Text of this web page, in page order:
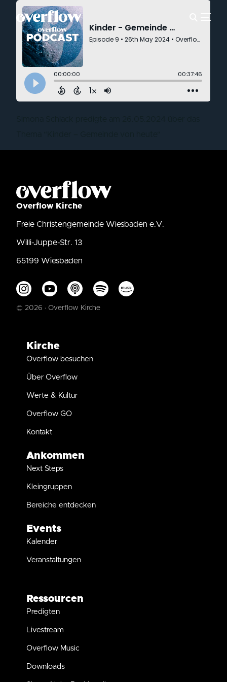
Overflow Kirche
Freie Christengemeinde Wiesbaden e.V.
Willi-Juppe-Str. 13
65199 Wiesbaden
© 2026 · Overflow Kirche
Kirche
Overflow besuchen
Über Overflow
Werte & Kultur
Overflow GO
Kontakt
Ankommen
Next Steps
Kleingruppen
Bereiche entdecken
Events
Kalender
Veranstaltungen
Ressourcen
Predigten
Livestream
Overflow Music
Downloads